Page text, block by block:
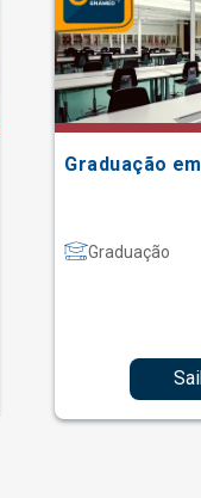
Graduação
Graduação